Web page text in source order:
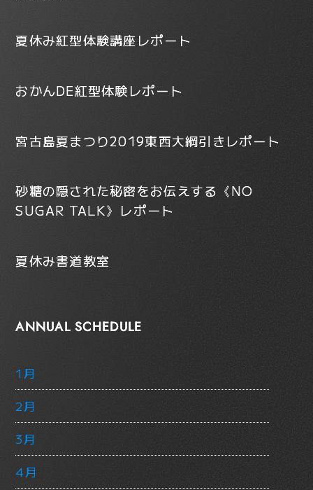
夏休み紅型体験講座レポート
おかんDE紅型体験レポート
宮古島夏まつり2019東西大綱引きレポート
砂糖の隠された秘密をお伝えする《NO
SUGAR TALK》レポート
夏休み書道教室
ANNUAL SCHEDULE
1月
2月
3月
4月